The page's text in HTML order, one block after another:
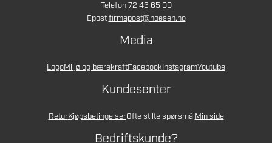
Telefon 72 46 65 00
Epostfirmapost@noesen.no
Media
LogoMiljø og bærekraftFacebookInstagramYoutube
Kundesenter
ReturKjøpsbetingelserOfte stilte spørsmålMin side
Bedriftskunde?